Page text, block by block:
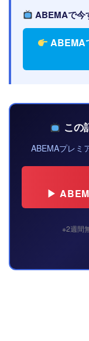
ABEMAで今
ABEMA
この
ABEMAプレミ
▶
※2週間